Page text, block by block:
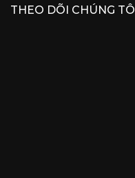
THEO DÕI CHÚNG TÔI